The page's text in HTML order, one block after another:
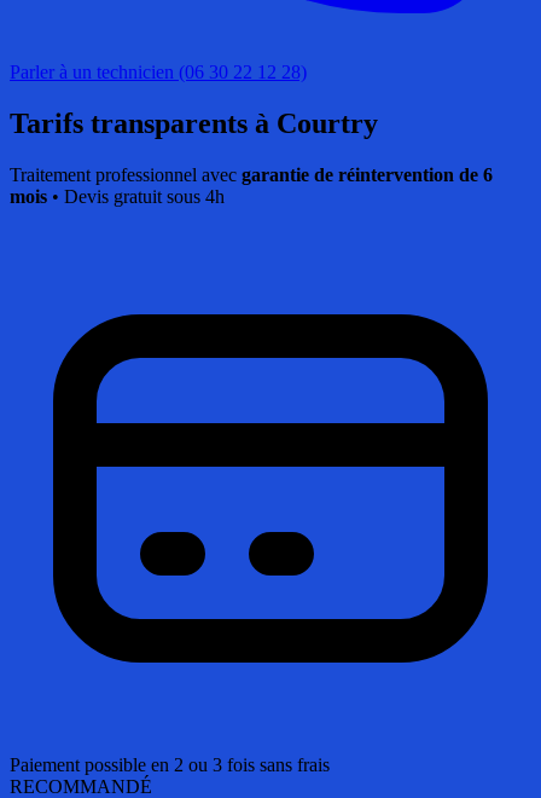
Parler à un technicien (06 30 22 12 28)
Tarifs transparents à Courtry
Traitement professionnel avec garantie de réintervention de 6
mois • Devis gratuit sous 4h
Paiement possible en 2 ou 3 fois sans frais
RECOMMANDÉ